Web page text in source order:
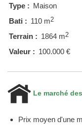
Type : Maison
Bati : 110 m2
Terrain : 1864 m2
Valeur : 100.000 €
Le marché
Prix moyen d'une